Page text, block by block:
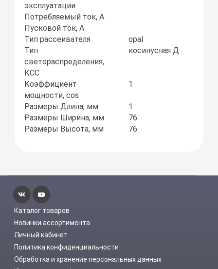
эксплуатации
Потребляемый ток, А
Пусковой ток, А
Тип рассеивателя
opal
Тип
светораспределения,
КСС
косинусная Д
Коэффициент
мощности, соs
1
Размеры Длина, мм
1
Размеры Ширина, мм
76
Размеры Высота, мм
76
Каталог товаров
Новинки ассортимента
Личный кабинет
Политика конфиденциальности
Обработка и хранение персональных данных